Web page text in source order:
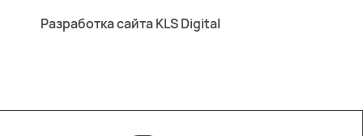
Разработка сайта KLS Digital